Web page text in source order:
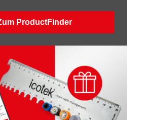
ProductFinder